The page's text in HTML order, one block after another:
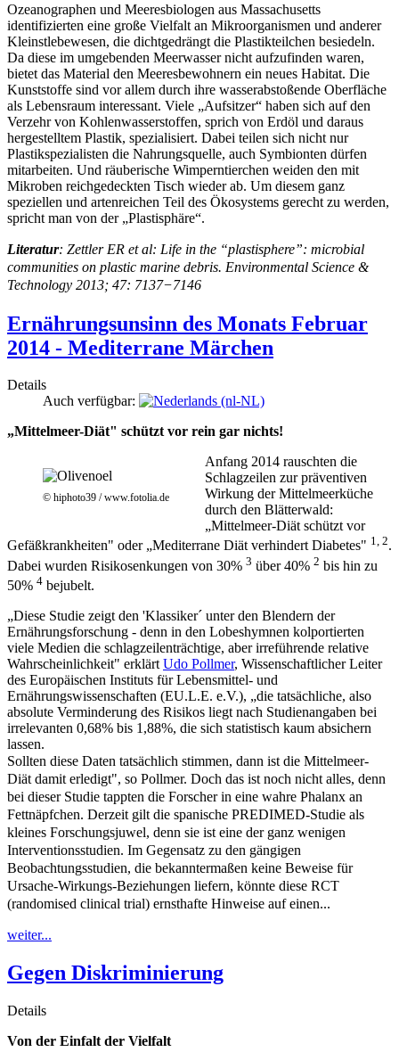
Ozeanographen und Meeresbiologen aus Massachusetts
identifizierten eine große Vielfalt an Mikroorganismen und anderer
Kleinstlebewesen, die dichtgedrängt die Plastikteilchen besiedeln.
Da diese im umgebenden Meerwasser nicht aufzufinden waren,
bietet das Material den Meeresbewohnern ein neues Habitat. Die
Kunststoffe sind vor allem durch ihre wasserabstoßende Oberfläche
als Lebensraum interessant. Viele „Aufsitzer“ haben sich auf den
Verzehr von Kohlenwasserstoffen, sprich von Erdöl und daraus
hergestelltem Plastik, spezialisiert. Dabei teilen sich nicht nur
Plastikspezialisten die Nahrungsquelle, auch Symbionten dürfen
mitarbeiten. Und räuberische Wimperntierchen weiden den mit
Mikroben reichgedeckten Tisch wieder ab. Um diesem ganz
speziellen und artenreichen Teil des Ökosystems gerecht zu werden,
spricht man von der „Plastisphäre“.
Literatur: Zettler ER et al: Life in the “plastisphere”: microbial
communities on plastic marine debris. Environmental Science &
Technology 2013; 47: 7137−7146
Ernährungsunsinn des Monats Februar
2014 - Mediterrane Märchen
Details
Auch verfügbar:
„Mittelmeer-Diät" schützt vor rein gar nichts!
© hiphoto39 / www.fotolia.de
Anfang 2014 rauschten die
Schlagzeilen zur präventiven
Wirkung der Mittelmeerküche
durch den Blätterwald:
„Mittelmeer-Diät schützt vor
Gefäßkrankheiten" oder „Mediterrane Diät verhindert Diabetes" 1, 2.
Dabei wurden Risikosenkungen von 30% 3 über 40% 2 bis hin zu
50% 4 bejubelt.
„Diese Studie zeigt den 'Klassiker´ unter den Blendern der
Ernährungsforschung - denn in den Lobeshymnen kolportierten
viele Medien die schlagzeilenträchtige, aber irreführende relative
Wahrscheinlichkeit" erklärtUdo Pollmer, Wissenschaftlicher Leiter
des Europäischen Instituts für Lebensmittel- und
Ernährungswissenschaften (EU.L.E. e.V.), „die tatsächliche, also
absolute Verminderung des Risikos liegt nach Studienangaben bei
irrelevanten 0,68% bis 1,88%, die sich statistisch kaum absichern
lassen.
Sollten diese Daten tatsächlich stimmen, dann ist die Mittelmeer-
Diät damit erledigt", so Pollmer. Doch das ist noch nicht alles, denn
bei dieser Studie tappten die Forscher in eine wahre Phalanx an
Fettnäpfchen. Derzeit gilt die spanische PREDIMED-Studie als
kleines Forschungsjuwel, denn sie ist eine der ganz wenigen
Interventionsstudien. Im Gegensatz zu den gängigen
Beobachtungsstudien, die bekanntermaßen keine Beweise für
Ursache-Wirkungs-Beziehungen liefern, könnte diese RCT
(randomised clinical trial) ernsthafte Hinweise auf einen...
weiter...
Gegen Diskriminierung
Details
Von der Einfalt der Vielfalt